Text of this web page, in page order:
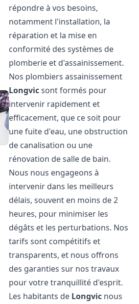
répondre à vos besoins,
notamment l'installation, la
réparation et la mise en
conformité des systèmes de
plomberie et d'assainissement.
Nos plombiers assainissement
Longvicsont formés pour
intervenir rapidement et
efficacement, que ce soit pour
une fuite d'eau, une obstruction
de canalisation ou une
rénovation de salle de bain.
Nous nous engageons à
intervenir dans les meilleurs
délais, souvent en moins de 2
heures, pour minimiser les
dégâts et les perturbations. Nos
tarifs sont compétitifs et
transparents, et nous offrons
des garanties sur nos travaux
pour votre tranquillité d'esprit.
Les habitants de Longvic nous